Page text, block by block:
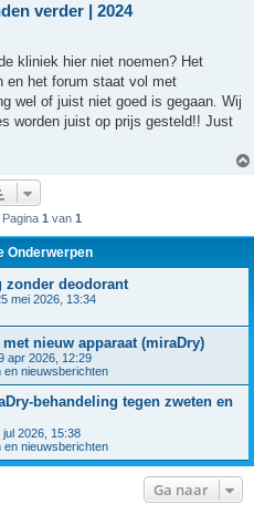
verder | 2024
kliniek hier niet noemen? Het
en het forum staat vol met
wel of juist niet goed is gegaan. Wij
worden juist op prijs gesteld!! Just
1 van 1
Onderwerpen
zonder deodorant
mei 2026, 13:34
nieuw apparaat (miraDry)
apr 2026, 12:29
en nieuwsberichten
behandeling tegen zweten en
jul 2026, 15:38
en nieuwsberichten
Ga naar